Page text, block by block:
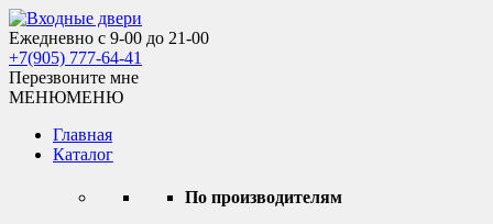
Skip
to
content
Входные двери
Ежедневно с 9-00 до 21-00
+7(905) 777-64-41
Перезвоните мне
МЕНЮМЕНЮ
Главная
Каталог
По производителям